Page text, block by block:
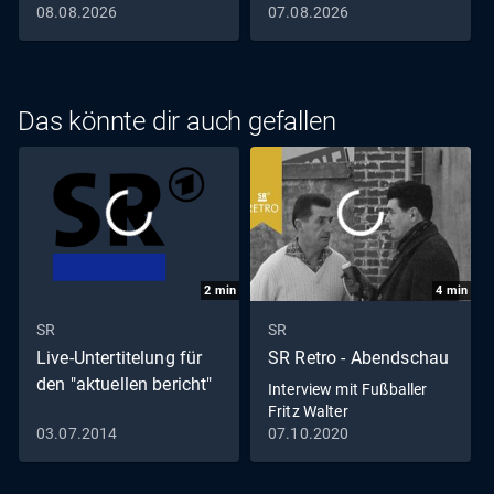
08.08.2026 07.08.2026
Das könnte dir auch gefallen
2 min
SR
Live-Untertitelung für
den "aktuellen bericht"
03.07.2014
4 min
SR
SR Retro - Abendschau
Interview mit Fußballer
Fritz Walter
07.10.2020